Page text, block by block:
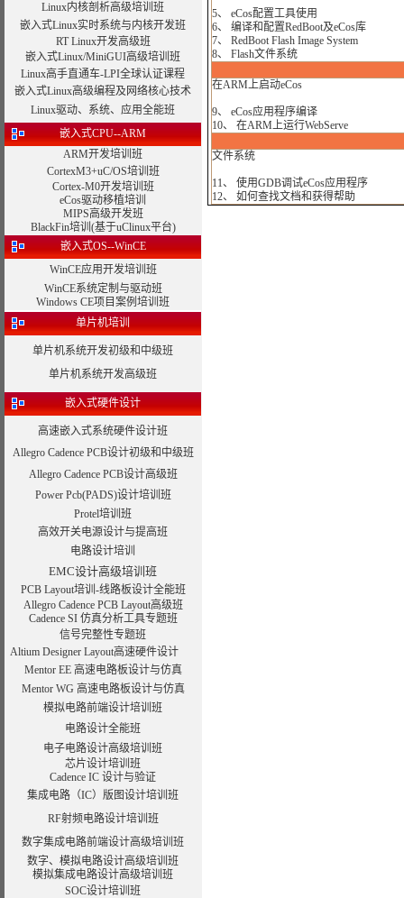
Linux内核剖析高级培训班
嵌入式Linux实时系统与内核开发班
RT Linux开发高级班
嵌入式Linux/MiniGUI高级培训班
Linux高手直通车-LPI全球认证课程
嵌入式Linux高级编程及网络核心技术
Linux驱动、系统、应用全能班
嵌入式CPU--ARM
ARM开发培训班
CortexM3+uC/OS培训班
Cortex-M0开发培训班
eCos驱动移植培训
MIPS高级开发班
BlackFin培训(基于uClinux平台)
嵌入式OS--WinCE
WinCE应用开发培训班
WinCE系统定制与驱动班
Windows CE项目案例培训班
单片机培训
单片机系统开发初级和中级班
单片机系统开发高级班
嵌入式硬件设计
高速嵌入式系统硬件设计班
Allegro Cadence PCB设计初级和中级班
Allegro Cadence PCB设计高级班
Power Pcb(PADS)设计培训班
Protel培训班
高效开关电源设计与提高班
电路设计培训
EMC设计高级培训班
PCB Layout培训-线路板设计全能班
Allegro Cadence PCB Layout高级班
Cadence SI 仿真分析工具专题班
信号完整性专题班
Altium Designer Layout高速硬件设计
Mentor EE 高速电路板设计与仿真
Mentor WG 高速电路板设计与仿真
模拟电路前端设计培训班
电路设计全能班
电子电路设计高级培训班
芯片设计培训班
Cadence IC 设计与验证
集成电路（IC）版图设计培训班
RF射频电路设计培训班
数字集成电路前端设计高级培训班
数字、模拟电路设计高级培训班
模拟集成电路设计高级培训班
SOC设计培训班
5、 eCos配置工具使用
6、 编译和配置RedBoot及eCos库
7、 RedBoot Flash Image System
8、 Flash文件系统
在ARM上启动eCos
9、 eCos应用程序编译
10、 在ARM上运行WebServe
文件系统
11、 使用GDB调试eCos应用程序
12、 如何查找文档和获得帮助